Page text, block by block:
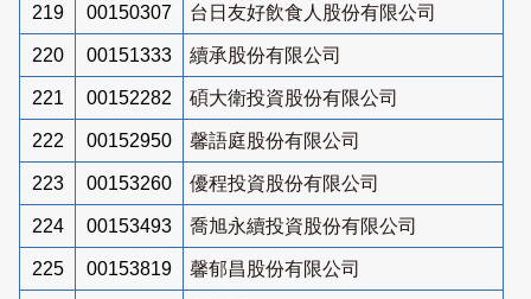
219 00150307 台日友好飲食人股份有限公司
220 00151333 續承股份有限公司
221 00152282 碩大衛投資股份有限公司
222 00152950 馨語庭股份有限公司
223 00153260 優程投資股份有限公司
224 00153493 喬旭永續投資股份有限公司
225 00153819 馨郁昌股份有限公司